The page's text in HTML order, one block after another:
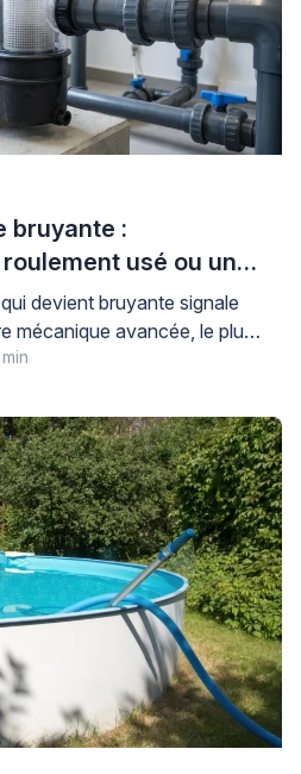
bruyante :
usé ou un
devient bruyante signale
mécanique avancée, le plus
ou un défaut
de filtration. Cette situation,
saisons d’utilisation,
rapide pour éviter une
du moteur et préserver la […]